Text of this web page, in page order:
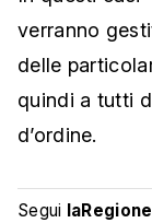
verranno
delle
quindi a tutti
d’ordine.
Segui laRegione